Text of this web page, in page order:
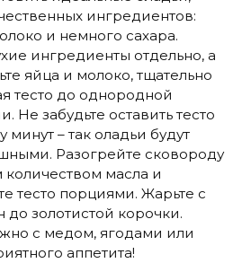
ингредиентов:
и немного сахара.
ингредиенты отдельно, а
яйца и молоко, тщательно
тесто до однородной
Не забудьте оставить тесто
минут – так оладьи будут
Разогрейте сковороду
масла и
тесто порциями. Жарьте с
до золотистой корочки.
с медом, ягодами или
аппетита!